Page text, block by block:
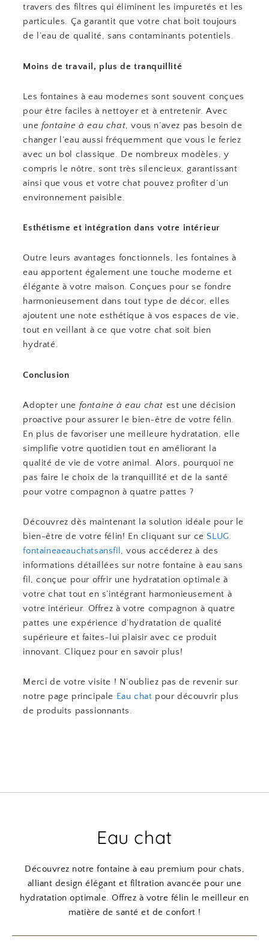
travers des filtres qui éliminent les impuretés et les
particules. Ça garantit que votre chat boit toujours
de l’eau de qualité, sans contaminants potentiels.
Moins de travail, plus de tranquillité
Les fontaines à eau modernes sont souvent conçues
pour être faciles à nettoyer et à entretenir. Avec
une fontaine à eau chat, vous n’avez pas besoin de
changer l’eau aussi fréquemment que vous le feriez
avec un bol classique. De nombreux modèles, y
compris le nôtre, sont très silencieux, garantissant
ainsi que vous et votre chat pouvez profiter d’un
environnement paisible.
Esthétisme et intégration dans votre intérieur
Outre leurs avantages fonctionnels, les fontaines à
eau apportent également une touche moderne et
élégante à votre maison. Conçues pour se fondre
harmonieusement dans tout type de décor, elles
ajoutent une note esthétique à vos espaces de vie,
tout en veillant à ce que votre chat soit bien
hydraté.
Conclusion
Adopter une fontaine à eau chat est une décision
proactive pour assurer le bien-être de votre félin.
En plus de favoriser une meilleure hydratation, elle
simplifie votre quotidien tout en améliorant la
qualité de vie de votre animal. Alors, pourquoi ne
pas faire le choix de la tranquillité et de la santé
pour votre compagnon à quatre pattes ?
Découvrez dès maintenant la solution idéale pour le
bien-être de votre félin! En cliquant sur ce SLUG:
fontaineaeauchatsansfil , vous accéderez à des
informations détaillées sur notre fontaine à eau sans
fil, conçue pour offrir une hydratation optimale à
votre chat tout en s’intégrant harmonieusement à
votre intérieur. Offrez à votre compagnon à quatre
pattes une expérience d’hydratation de qualité
supérieure et faites-lui plaisir avec ce produit
innovant. Cliquez pour en savoir plus!
Merci de votre visite ! N’oubliez pas de revenir sur
notre page principale Eau chat pour découvrir plus
de produits passionnants.
Eau chat
Découvrez notre fontaine à eau premium pour chats,
alliant design élégant et filtration avancée pour une
hydratation optimale. Offrez à votre félin le meilleur en
matière de santé et de confort !